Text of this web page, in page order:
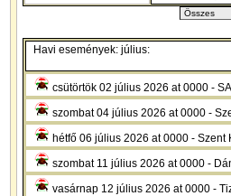
Havi események: július:
csütörtök 02 július 2026 at 0000 -
szombat 04 július 2026 at 0000 -
hétfő 06 július 2026 at 0000 - Szent
szombat 11 július 2026 at 0000 -
vasárnap 12 július 2026 at 0000 -